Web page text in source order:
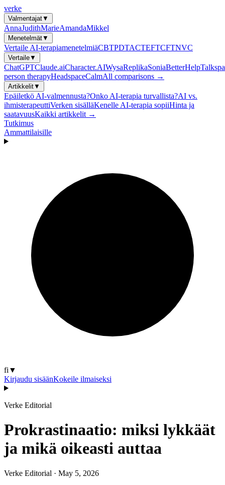
verke
Valmentajat▼
AnnaJudithMarieAmandaMikkel
Menetelmät▼
Vertaile AI-terapiamenetelmiäCBTPDTACTEFTCFTNVC
Vertaile▼
ChatGPTClaude.aiCharacter.AIWysaReplikaSoniaBetterHelp
person therapyHeadspaceCalmAll comparisons →
Artikkelit▼
Epäiletkö AI-valmennusta?Onko AI-terapia turvallista?AI vs.
ihmisterapeuttiVerken sisälläKenelle AI-terapia sopiiHinta ja
saatavuusKaikki artikkelit →
Tutkimus
Ammattilaisille
fi ▼
Kirjaudu sisäänKokeile ilmaiseksi
Verke Editorial
Prokrastinaatio: miksi lykkäät
ja mikä oikeasti auttaa
Verke Editorial · May 5, 2026